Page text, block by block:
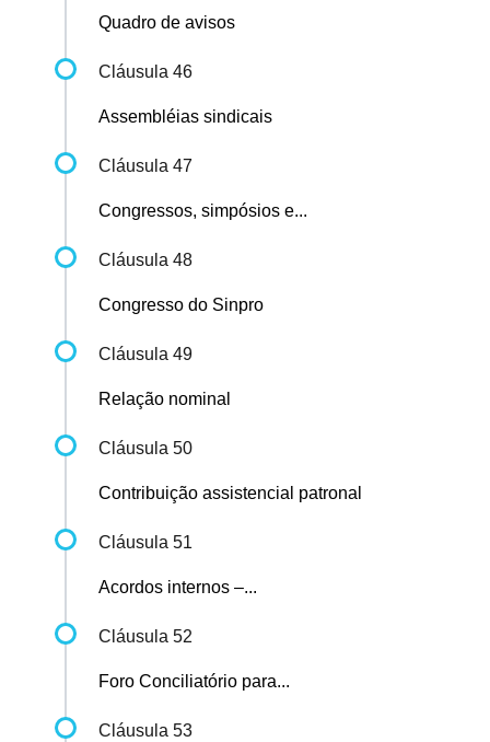
Quadro de avisos
Cláusula 46
Assembléias sindicais
Cláusula 47
Congressos, simpósios e...
Cláusula 48
Congresso do Sinpro
Cláusula 49
Relação nominal
Cláusula 50
Contribuição assistencial patronal
Cláusula 51
Acordos internos –...
Cláusula 52
Foro Conciliatório para...
Cláusula 53